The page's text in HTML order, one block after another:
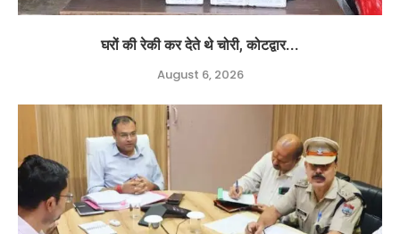
घरों की रेकी कर देते थे चोरी, कोटद्वार...
August 6, 2026